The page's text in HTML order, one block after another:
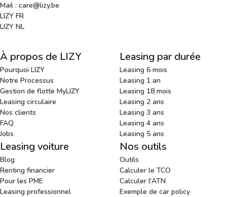
Mail : care@lizy.be
LIZY FR
LIZY NL
À propos de LIZY
Pourquoi LIZY
Notre Processus
Gestion de flotte MyLIZY
Leasing circulaire
Nos clients
FAQ
Jobs
Leasing par durée
Leasing 6 mois
Leasing 1 an
Leasing 18 mois
Leasing 2 ans
Leasing 3 ans
Leasing 4 ans
Leasing 5 ans
Leasing voiture
Blog
Renting financier
Pour les PME
Leasing professionnel
Nos outils
Outils
Calculer le TCO
Calculer l'ATN
Exemple de car policy